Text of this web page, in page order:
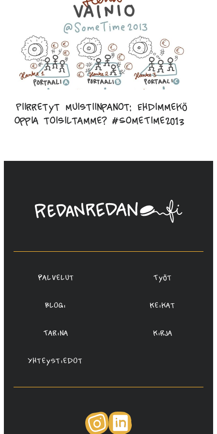
Piirretyt muistiinpanot: Ehdimmekö
oppia toisiltamme? #SomeTime2013
Linda
Saukko-
Oy
Palvelut Työt
Blogi Keikat
Tarina Kirja
Yhteystiedot
Instagram